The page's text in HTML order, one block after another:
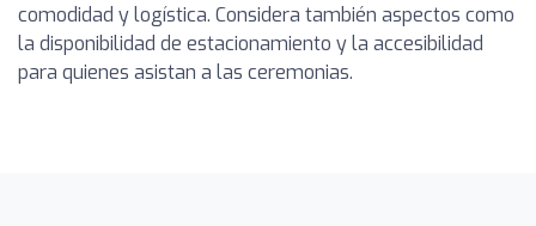
comodidad y logística. Considera también aspectos como
la disponibilidad de estacionamiento y la accesibilidad
para quienes asistan a las ceremonias.